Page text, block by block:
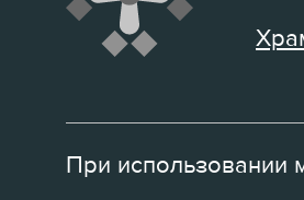
При использовании